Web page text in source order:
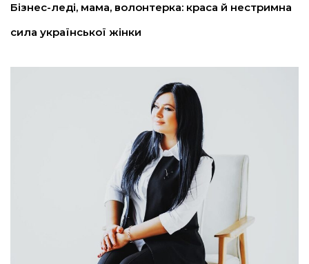
Бізнес-леді, мама, волонтерка: краса й нестримна
сила української жінки